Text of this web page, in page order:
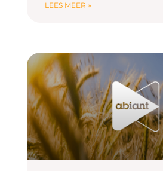
LEES MEER »